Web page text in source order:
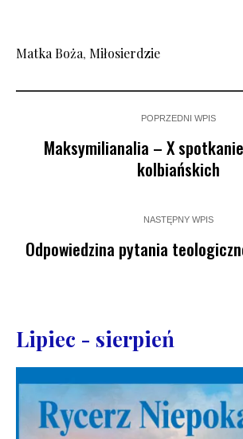
Matka Boża, Miłosierdzie
POPRZEDNI WPIS
Maksymilianalia – X
kolbiańskich
NASTĘPNY WPIS
Odpowiedzina pytania
Lipiec - sierpień